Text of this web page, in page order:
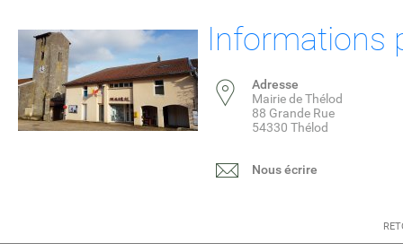
Informations
Adresse
Mairie de Thélod
88 Grande Rue
54330 Thélod
Nous écrire